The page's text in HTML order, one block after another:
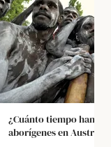
¿Cuánto tiempo han
aborígenes en